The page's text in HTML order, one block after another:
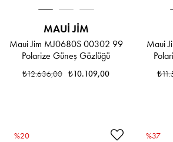
MAUI JIM
Maui Jim MJ0680S 00302 99
Polarize Güneş Gözlüğü
₺10.109,00
₺12.636,00
Maui
%20 %37